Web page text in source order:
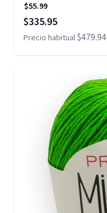
$55.99
Precio especial
$335.95
Precio habitual$479.94